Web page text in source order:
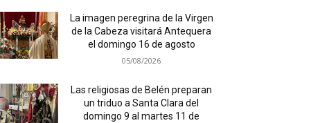
La imagen peregrina de la Virgen
de la Cabeza visitará Antequera
el domingo 16 de agosto
05/08/2026
Las religiosas de Belén preparan
un triduo a Santa Clara del
domingo 9 al martes 11 de